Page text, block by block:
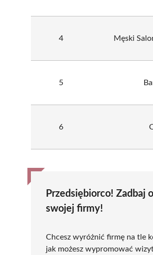
4 Męski
5
6
Przedsiębiorco! Zadbaj
swojej firmy!
Chcesz wyróżnić firmę na tle
jak możesz wypromować